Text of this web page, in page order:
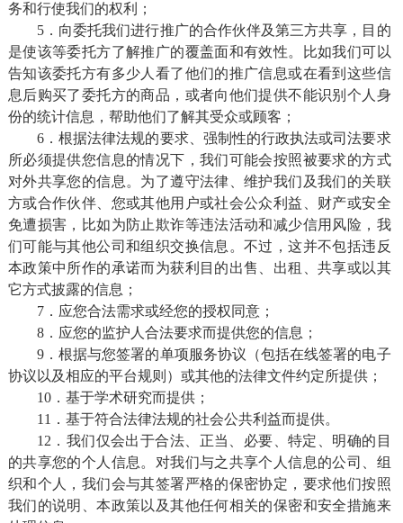
务和行使我们的权利；
5．向委托我们进行推广的合作伙伴及第三方共享，目的
是使该等委托方了解推广的覆盖面和有效性。比如我们可以
告知该委托方有多少人看了他们的推广信息或在看到这些信
息后购买了委托方的商品，或者向他们提供不能识别个人身
份的统计信息，帮助他们了解其受众或顾客；
6．根据法律法规的要求、强制性的行政执法或司法要求
所必须提供您信息的情况下，我们可能会按照被要求的方式
对外共享您的信息。为了遵守法律、维护我们及我们的关联
方或合作伙伴、您或其他用户或社会公众利益、财产或安全
免遭损害，比如为防止欺诈等违法活动和减少信用风险，我
们可能与其他公司和组织交换信息。不过，这并不包括违反
本政策中所作的承诺而为获利目的出售、出租、共享或以其
它方式披露的信息；
7．应您合法需求或经您的授权同意；
8．应您的监护人合法要求而提供您的信息；
9．根据与您签署的单项服务协议（包括在线签署的电子
协议以及相应的平台规则）或其他的法律文件约定所提供；
10．基于学术研究而提供；
11．基于符合法律法规的社会公共利益而提供。
12．我们仅会出于合法、正当、必要、特定、明确的目
的共享您的个人信息。对我们与之共享个人信息的公司、组
织和个人，我们会与其签署严格的保密协定，要求他们按照
我们的说明、本政策以及其他任何相关的保密和安全措施来